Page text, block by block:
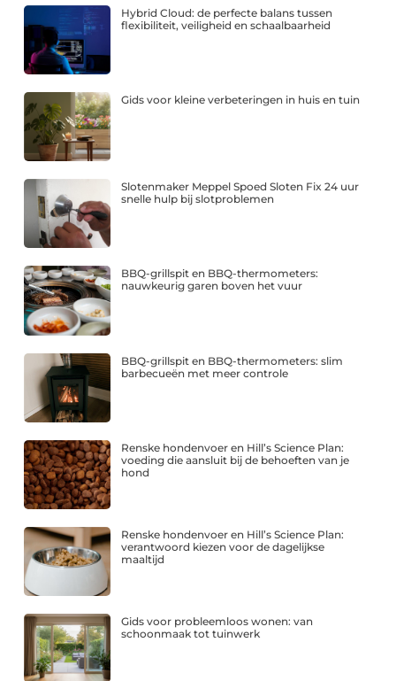
Hybrid Cloud: de perfecte balans tussen
flexibiliteit, veiligheid en schaalbaarheid
Gids voor kleine verbeteringen in huis en tuin
Slotenmaker Meppel Spoed Sloten Fix 24 uur
snelle hulp bij slotproblemen
BBQ-grillspit en BBQ-thermometers:
nauwkeurig garen boven het vuur
BBQ-grillspit en BBQ-thermometers: slim
barbecueën met meer controle
Renske hondenvoer en Hill’s Science Plan:
voeding die aansluit bij de behoeften van je
hond
Renske hondenvoer en Hill’s Science Plan:
verantwoord kiezen voor de dagelijkse
maaltijd
Gids voor probleemloos wonen: van
schoonmaak tot tuinwerk